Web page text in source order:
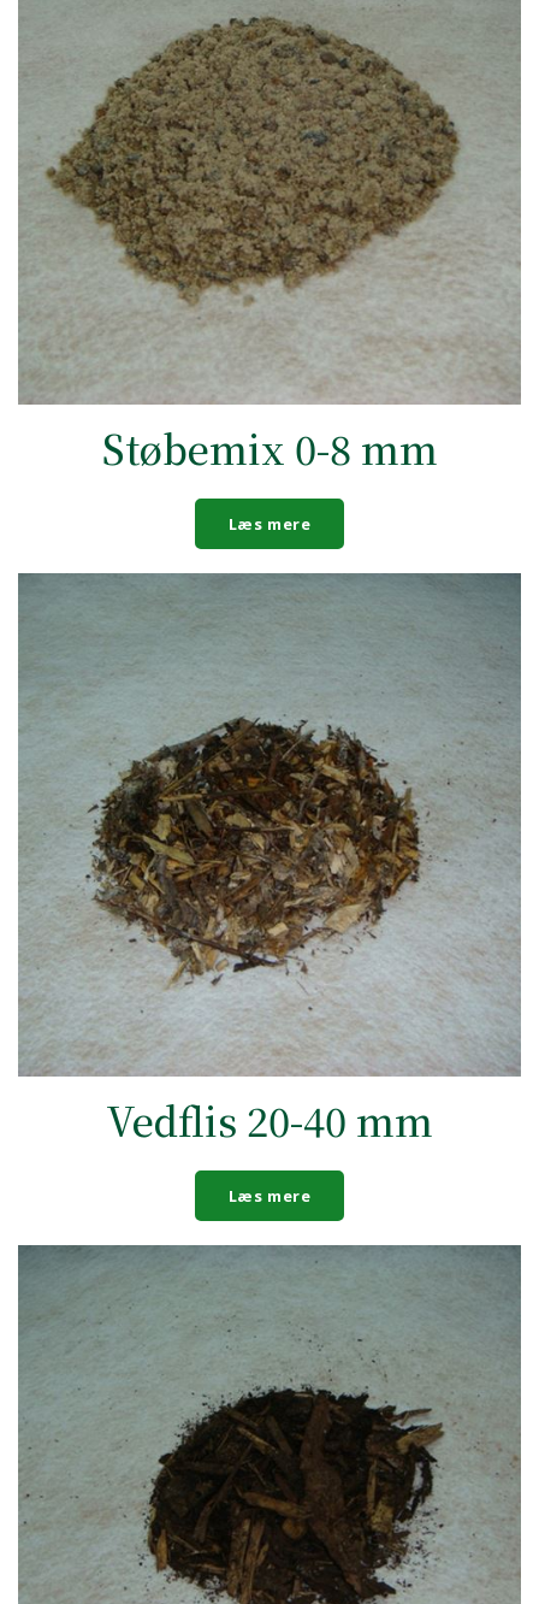
Støbemix 0-8 mm
Læs mere
Vedflis 20-40 mm
Læs mere